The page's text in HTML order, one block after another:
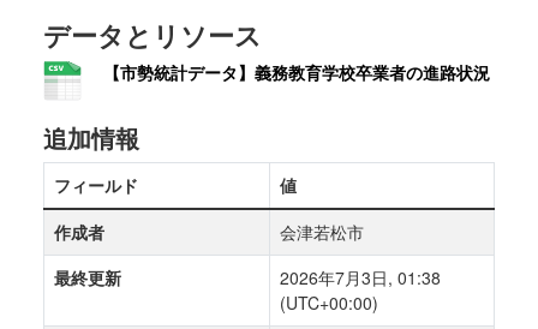
データとリソース
【市勢統計データ】義務教育学校卒業者の進路状況
追加情報
フィールド
値
作成者
会津若松市
最終更新
2026年7月3日, 01:38
(UTC+00:00)